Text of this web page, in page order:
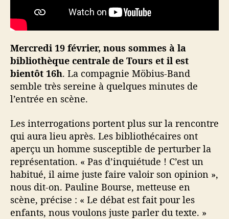
Mercredi 19 février, nous sommes à la
bibliothèque centrale de Tours et il est
bientôt 16h. La compagnie Möbius-Band
semble très sereine à quelques minutes de
l’entrée en scène.
Les interrogations portent plus sur la rencontre
qui aura lieu après. Les bibliothécaires ont
aperçu un homme susceptible de perturber la
représentation. « Pas d’inquiétude ! C’est un
habitué, il aime juste faire valoir son opinion »,
nous dit-on. Pauline Bourse, metteuse en
scène, précise : « Le débat est fait pour les
enfants, nous voulons juste parler du texte. »